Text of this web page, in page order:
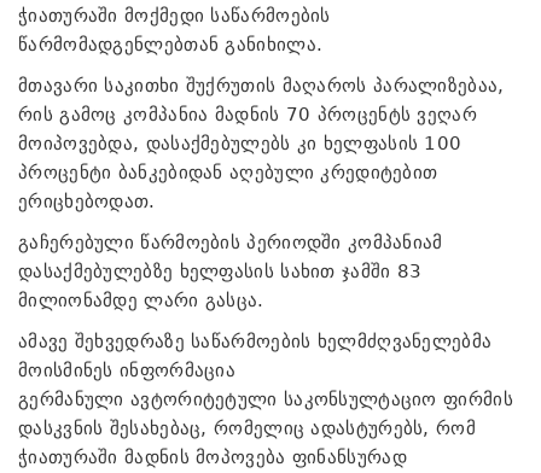
ჭიათურაში მოქმედი საწარმოების
წარმომადგენლებთან განიხილა.
მთავარი საკითხი შუქრუთის მაღაროს პარალიზებაა,
რის გამოც კომპანია მადნის 70 პროცენტს ვეღარ
მოიპოვებდა, დასაქმებულებს კი ხელფასის 100
პროცენტი ბანკებიდან აღებული კრედიტებით
ერიცხებოდათ.
გაჩერებული წარმოების პერიოდში კომპანიამ
დასაქმებულებზე ხელფასის სახით ჯამში 83
მილიონამდე ლარი გასცა.
ამავე შეხვედრაზე საწარმოების ხელმძღვანელებმა
მოისმინეს ინფორმაცია
გერმანული ავტორიტეტული საკონსულტაციო ფირმის
დასკვნის შესახებაც, რომელიც ადასტურებს, რომ
ჭიათურაში მადნის მოპოვება ფინანსურად